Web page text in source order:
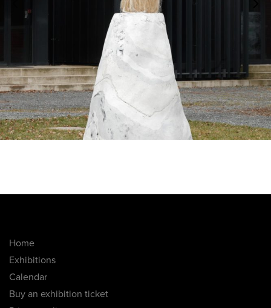
Home
Exhibitions
Calendar
Buy an exhibition ticket